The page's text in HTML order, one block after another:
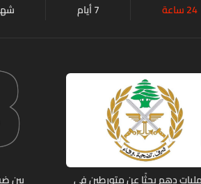
24 ساعة 7 أيام
دهم بحثًا عن متورطين في
بين